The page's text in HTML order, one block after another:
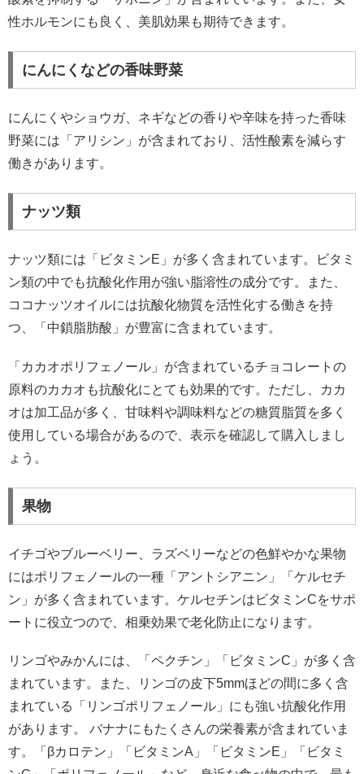
性ホルモンにも良く、美肌効果も期待できます。
にんにくなどの香味野菜
にんにくやショウガ、ネギなどの香りや辛味を持った香味
野菜には「アリシン」が含まれており、活性酸素を減らす
働きがあります。
ナッツ類
ナッツ類には「ビタミンE」が多く含まれています。ビタミ
ン類の中でも抗酸化作用が強い脂溶性の成分です。また、
ココナッツオイルには抗酸化物質を活性化する働きを持
つ、「中鎖脂肪酸」が豊富に含まれています。
「カカオポリフェノール」が含まれているチョコレートの
原料のカカオも抗酸化にとても効果的です。ただし、カカ
オは加工品が多く、甘味料や調味料などの糖質脂質を多く
使用している場合があるので、表示を確認して購入しまし
ょう。
果物
イチゴやブルーベリー、ラズベリーなどの色鮮やかな果物
にはポリフェノールの一種「アントシアニン」「ケルセチ
ン」が多く含まれています。ケルセチンはビタミンCをサポ
ートに役立つので、相乗効果で老化防止になります。
リンゴやみかんには、「ペクチン」「ビタミンC」が多く含
まれています。また、リンゴの皮下5mmほどの間に多く含
まれている「リンゴポリフェノール」にも強い抗酸化作用
があります。 バナナにもたくさんの栄養素が含まれていま
す。「βカロテン」「ビタミンA」「ビタミンE」「ビタミ